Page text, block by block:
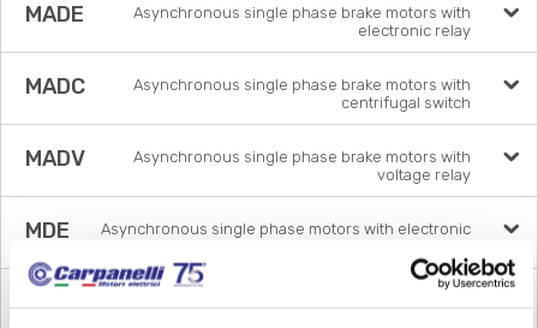
MADE
Asynchronous single phase brake motors with
electronic relay
MADC
Asynchronous single phase brake motors with
centrifugal switch
MADV
Asynchronous single phase brake motors with
voltage relay
MDE
Asynchronous single phase motors with electronic
MDC